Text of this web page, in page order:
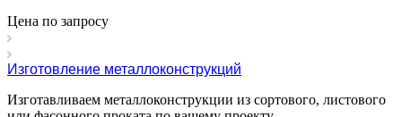
Цена по запросу
Изготовление металлоконструкций
Изготавливаем металлоконструкции из сортового, листового